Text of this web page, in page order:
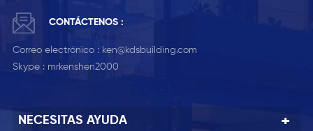
CONTÁCTENOS :
Correo electrónico : ken@kdsbuilding.com
Skype : mrkenshen2000
NECESITAS AYUDA